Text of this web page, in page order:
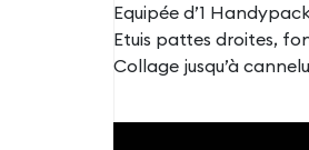
Equipée d’1
Etuis pattes droites,
Collage jusqu’à